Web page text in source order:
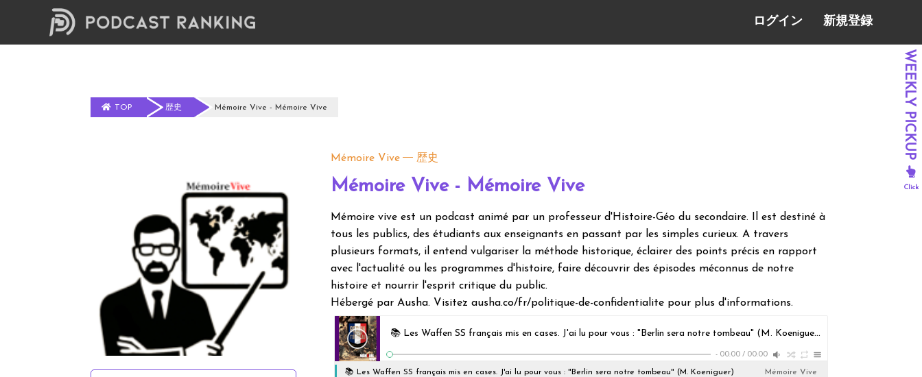
ログイン 新規登録
TOP 歴史 Mémoire Vive - Mémoire Vive
Mémoire Vive 歴史
Mémoire Vive - Mémoire Vive
Mémoire vive est un podcast animé par un professeur d'Histoire-Géo du secondaire. Il est destiné à
tous les publics, des étudiants aux enseignants en passant par les simples curieux. A travers
plusieurs formats, il entend vulgariser la méthode historique, éclairer des points précis en rapport
avec l'actualité ou les programmes d'histoire, faire découvrir des épisodes méconnus de notre
histoire et nourrir l'esprit critique du public.
Hébergé par Ausha. Visitez ausha.co/fr/politique-de-confidentialite pour plus d'informations.
📚 Les Waffen SS français mis en cases. J'ai lu pour vous : "Berlin sera notre tombeau" (M. Koeniguer)
- 00:00 / 00:00
📚 Les Waffen SS français mis en cases. J'ai lu pour vous : "Berlin sera notre tombeau" (M. Koeniguer) Mémoire Vive